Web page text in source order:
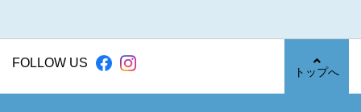
FOLLOW US
トップへ